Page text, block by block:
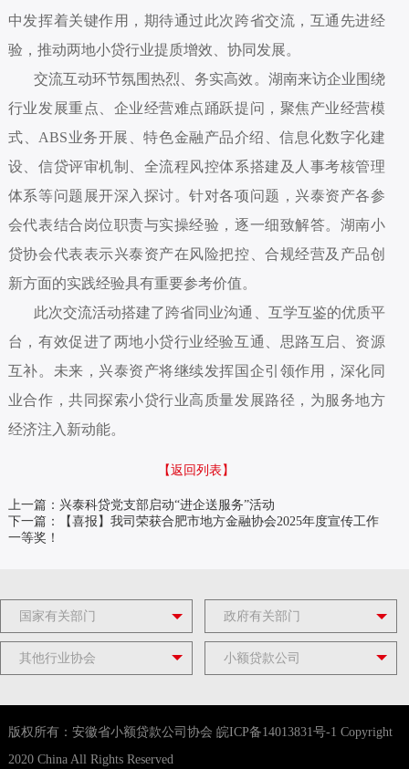
中发挥着关键作用，期待通过此次跨省交流，互通先进经
验，推动两地小贷行业提质增效、协同发展。
交流互动环节氛围热烈、务实高效。湖南来访企业围绕
行业发展重点、企业经营难点踊跃提问，聚焦产业经营模
式、ABS业务开展、特色金融产品介绍、信息化数字化建
设、信贷评审机制、全流程风控体系搭建及人事考核管理
体系等问题展开深入探讨。针对各项问题，兴泰资产各参
会代表结合岗位职责与实操经验，逐一细致解答。湖南小
贷协会代表表示兴泰资产在风险把控、合规经营及产品创
新方面的实践经验具有重要参考价值。
此次交流活动搭建了跨省同业沟通、互学互鉴的优质平
台，有效促进了两地小贷行业经验互通、思路互启、资源
互补。未来，兴泰资产将继续发挥国企引领作用，深化同
业合作，共同探索小贷行业高质量发展路径，为服务地方
经济注入新动能。
【返回列表】
上一篇：兴泰科贷党支部启动“进企送服务”活动
下一篇：【喜报】我司荣获合肥市地方金融协会2025年度宣传工作
一等奖！
国家有关部门 政府有关部门
其他行业协会 小额贷款公司
版权所有：安徽省小额贷款公司协会 皖ICP备14013831号-1 Copyright
2020 China All Rights Reserved